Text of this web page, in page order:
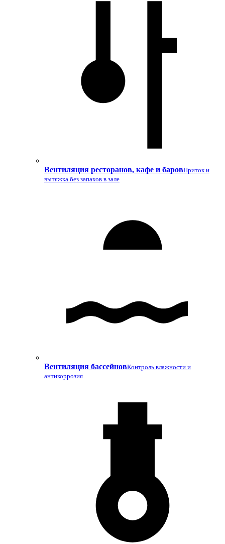
Вентиляция ресторанов, кафе и баровПриток и
вытяжка без запахов в зале
Вентиляция бассейновКонтроль влажности и
антикоррозия